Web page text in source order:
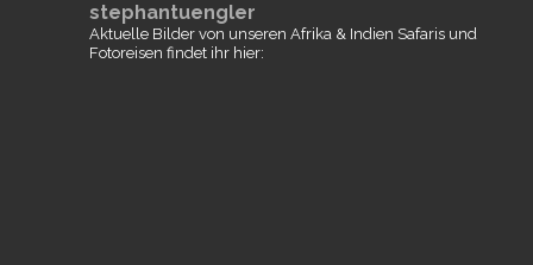
stephantuengler
Aktuelle Bilder von unseren Afrika & Indien Safaris und
Fotoreisen findet ihr hier: